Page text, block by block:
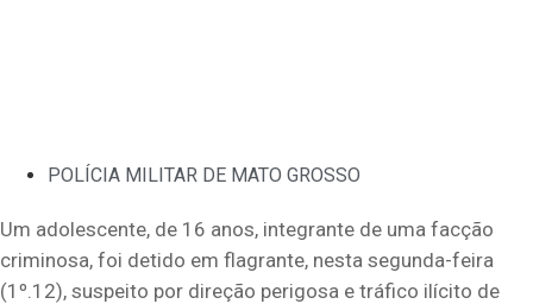
POLÍCIA MILITAR DE MATO GROSSO
Um adolescente, de 16 anos, integrante de uma facção
criminosa, foi detido em flagrante, nesta segunda-feira
(1º.12), suspeito por direção perigosa e tráfico ilícito de